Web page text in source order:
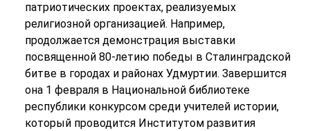
патриотических проектах, реализуемых
религиозной организацией. Например,
продолжается демонстрация выставки
посвященной 80-летию победы в Сталинградской
битве в городах и районах Удмуртии. Завершится
она 1 февраля в Национальной библиотеке
республики конкурсом среди учителей истории,
который проводится Институтом развития